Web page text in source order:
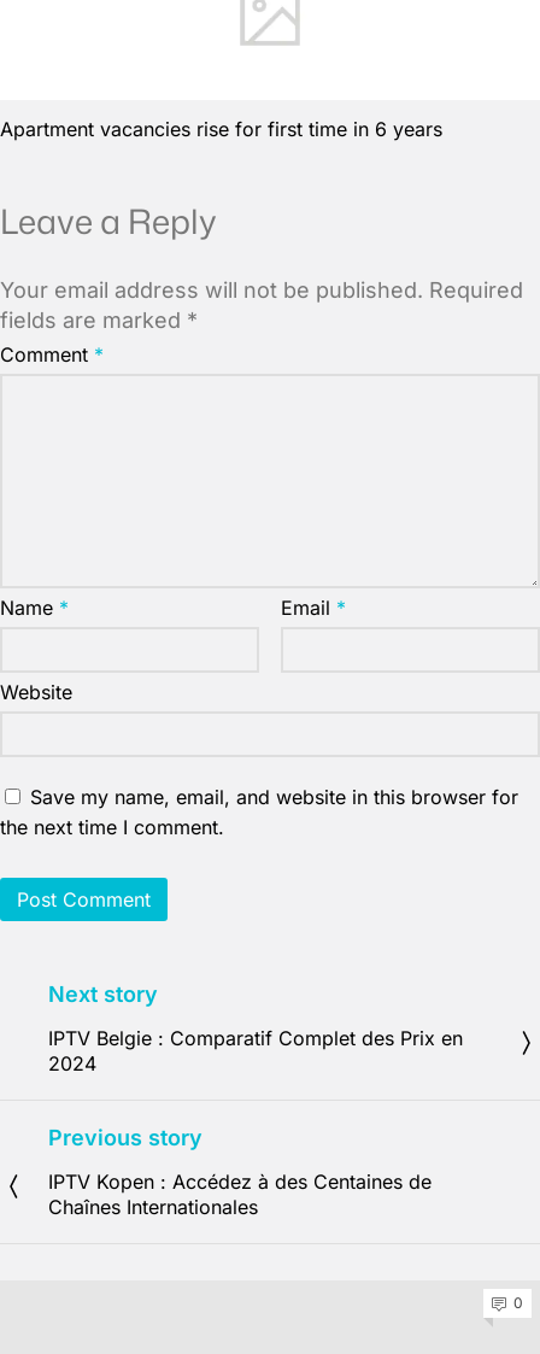
Apartment vacancies rise for first time in 6 years
Leave a Reply
Your email address will not be published. Required
fields are marked *
Comment *
Name * Email *
Website
Save my name, email, and website in this browser for
the next time I comment.
Next story
IPTV Belgie : Comparatif Complet des Prix en
2024
Previous story
IPTV Kopen : Accédez à des Centaines de
Chaînes Internationales
0